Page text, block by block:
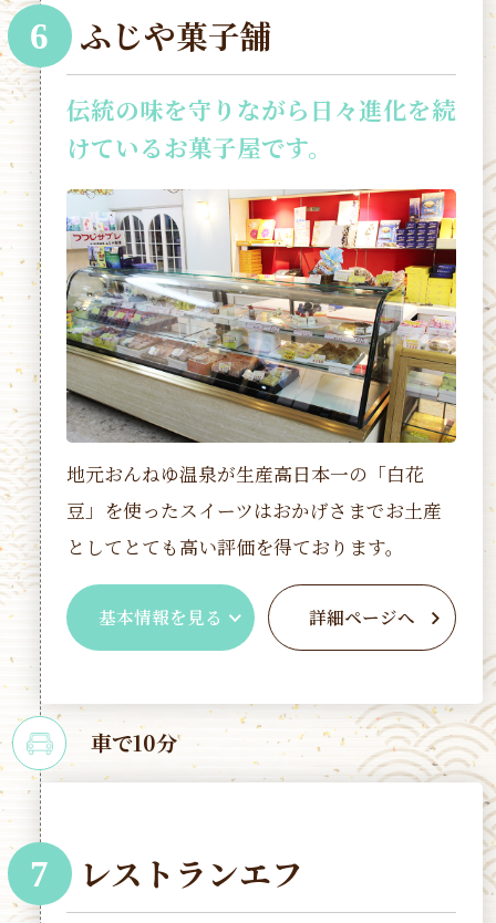
6 ふじや菓子舗
伝統の味を守りながら日々進化を続
けているお菓子屋です。
地元おんねゆ温泉が生産高日本一の「白花
豆」を使ったスイーツはおかげさまでお土産
としてとても高い評価を得ております。
基本情報を見る 詳細ページへ
車で10分
7 レストランエフ